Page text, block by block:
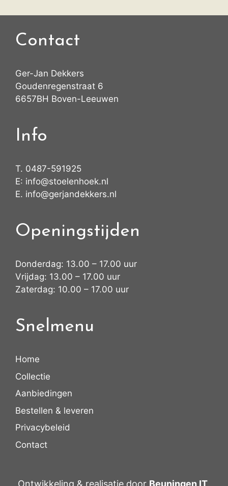
Contact
Ger-Jan Dekkers
Goudenregenstraat 6
6657BH Boven-Leeuwen
Info
T. 0487-591925
E: info@stoelenhoek.nl
E. info@gerjandekkers.nl
Openingstijden
Donderdag: 13.00 – 17.00 uur
Vrijdag: 13.00 – 17.00 uur
Zaterdag: 10.00 – 17.00 uur
Snelmenu
Home
Collectie
Aanbiedingen
Bestellen & leveren
Privacybeleid
Contact
Ontwikkeling & realisatie door Beuningen IT